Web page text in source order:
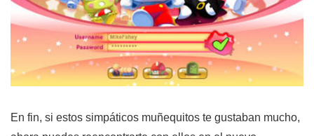
En fin, si estos simpáticos muñequitos te gustaban mucho,